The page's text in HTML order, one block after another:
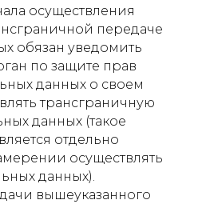
осуществления
передаче
обязан уведомить
по защите прав
данных о своем
трансграничную
данных (такое
отдельно
осуществлять
данных).
вышеуказанного